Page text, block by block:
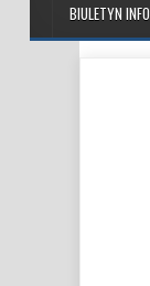
BIULETYN